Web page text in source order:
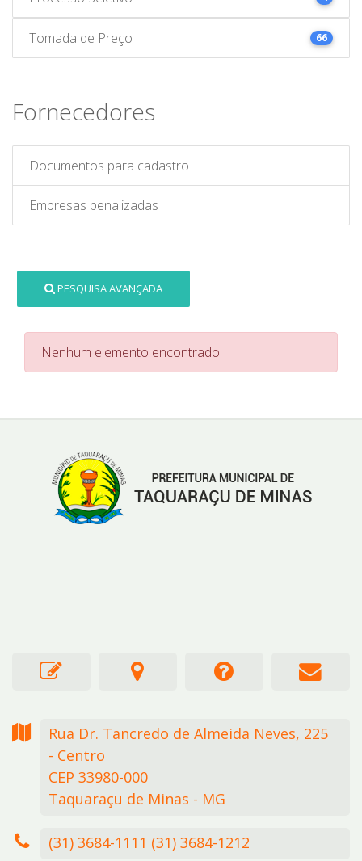
Tomada de Preço 66
Fornecedores
Documentos para cadastro
Empresas penalizadas
PESQUISA AVANÇADA
Nenhum elemento encontrado.
Rua Dr. Tancredo de Almeida Neves, 225
- Centro
CEP 33980-000
Taquaraçu de Minas - MG
(31) 3684-1111 (31) 3684-1212